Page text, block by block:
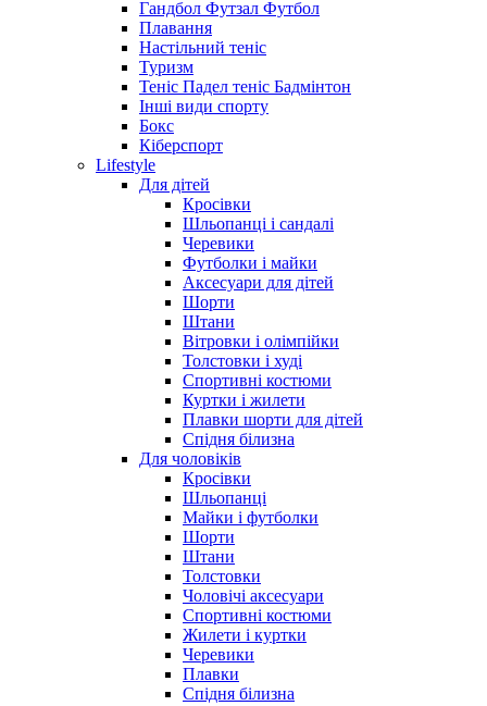
Гандбол Футзал Футбол
Плавання
Настільний теніс
Туризм
Теніс Падел теніс Бадмінтон
Інші види спорту
Бокс
Кіберспорт
Lifestyle
Для дітей
Кросівки
Шльопанці і сандалі
Черевики
Футболки і майки
Аксесуари для дітей
Шорти
Штани
Вітровки і олімпійки
Толстовки і худі
Спортивні костюми
Куртки і жилети
Плавки шорти для дітей
Спідня білизна
Для чоловіків
Кросівки
Шльопанці
Майки і футболки
Шорти
Штани
Толстовки
Чоловічі аксесуари
Спортивні костюми
Жилети і куртки
Черевики
Плавки
Спідня білизна